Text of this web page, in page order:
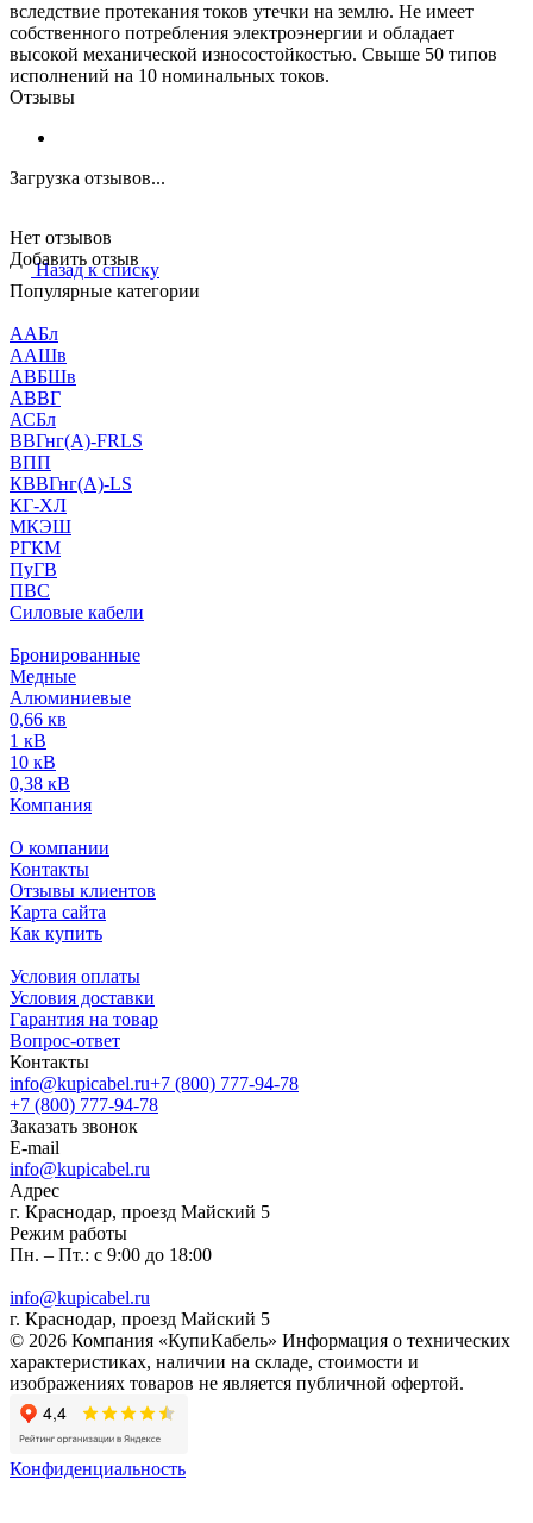
вследствие протекания токов утечки на землю. Не имеет
собственного потребления электроэнергии и обладает
высокой механической износостойкостью. Свыше 50 типов
исполнений на 10 номинальных токов.
Отзывы
Загрузка отзывов...
Нет отзывов
Добавить отзыв
Назад к списку
Популярные категории
ААБл
ААШв
АВБШв
АВВГ
АСБл
ВВГнг(А)-FRLS
ВПП
КВВГнг(А)-LS
КГ-ХЛ
МКЭШ
РГКМ
ПуГВ
ПВС
Силовые кабели
Бронированные
Медные
Алюминиевые
0,66 кв
1 кВ
10 кВ
0,38 кВ
Компания
О компании
Контакты
Отзывы клиентов
Карта сайта
Как купить
Условия оплаты
Условия доставки
Гарантия на товар
Вопрос-ответ
Контакты
info@kupicabel.ru+7 (800) 777-94-78
+7 (800) 777-94-78
Заказать звонок
E-mail
info@kupicabel.ru
Адрес
г. Краснодар, проезд Майский 5
Режим работы
Пн. – Пт.: с 9:00 до 18:00
info@kupicabel.ru
г. Краснодар, проезд Майский 5
© 2026 Компания «КупиКабель» Информация о технических
характеристиках, наличии на складе, стоимости и
изображениях товаров не является публичной офертой.
Конфиденциальность